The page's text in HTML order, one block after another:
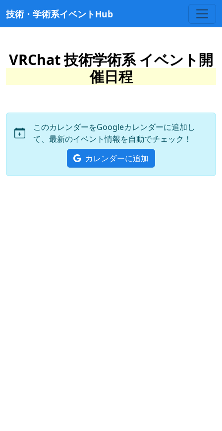
技術・学術系イベントHub
VRChat 技術学術系 イベント開
催日程
このカレンダーをGoogleカレンダーに追加し
て、最新のイベント情報を自動でチェック！
カレンダーに追加